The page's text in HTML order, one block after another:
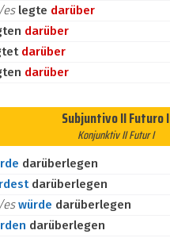
legte darüber
darüber
darüber
darüber
Subjuntivo II Futuro I
Konjunktiv II Futur I
darüberlegen
darüberlegen
würde darüberlegen
darüberlegen